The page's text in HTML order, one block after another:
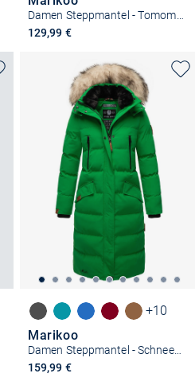
129,99 €
+10
Marikoo
Damen Steppmantel - Schneesternchen
159,99 €